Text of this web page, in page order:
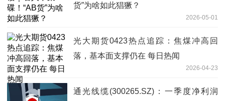
货”为啥如此猖獗？
2026-05-01
光大期货0423热点追踪：焦煤冲高回
落，基本面支撑仍在 每日热闻
2026-04-23
通光线缆(300265.SZ)：一季度净利润